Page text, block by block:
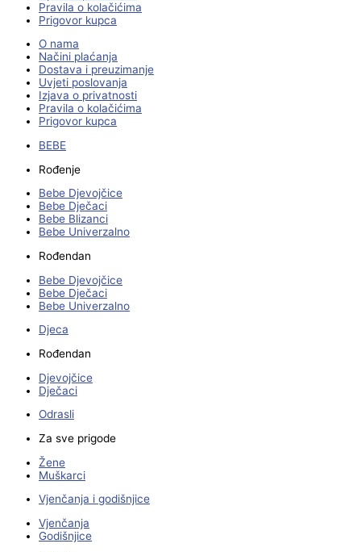
Pravila o kolačićima
Prigovor kupca
O nama
Načini plaćanja
Dostava i preuzimanje
Uvjeti poslovanja
Izjava o privatnosti
Pravila o kolačićima
Prigovor kupca
BEBE
Rođenje
Bebe Djevojčice
Bebe Dječaci
Bebe Blizanci
Bebe Univerzalno
Rođendan
Bebe Djevojčice
Bebe Dječaci
Bebe Univerzalno
Djeca
Rođendan
Djevojčice
Dječaci
Odrasli
Za sve prigode
Žene
Muškarci
Vjenčanja i godišnjice
Vjenčanja
Godišnjice